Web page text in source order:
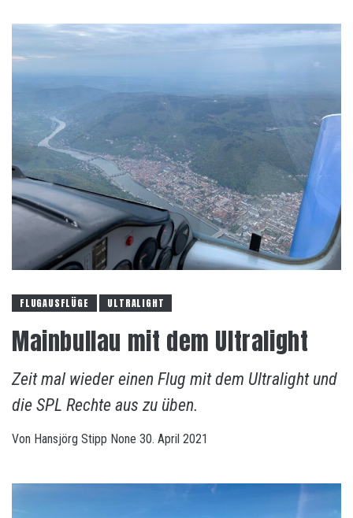
FLUGAUSFLÜGE ULTRALIGHT
Mainbullau mit dem Ultralight
Zeit mal wieder einen Flug mit dem Ultralight und
die SPL Rechte aus zu üben.
Von Hansjörg Stipp None 30. April 2021